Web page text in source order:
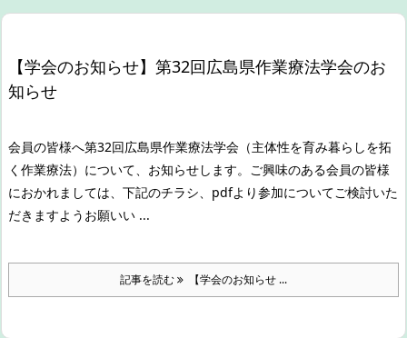
【学会のお知らせ】第32回広島県作業療法学会のお
知らせ
会員の皆様へ第32回広島県作業療法学会（主体性を育み暮らしを拓
く作業療法）について、お知らせします。 ご興味のある会員の皆様
におかれましては、下記のチラシ、pdfより参加についてご検討いた
だきますようお願いい ...
記事を読む 【学会のお知らせ ...